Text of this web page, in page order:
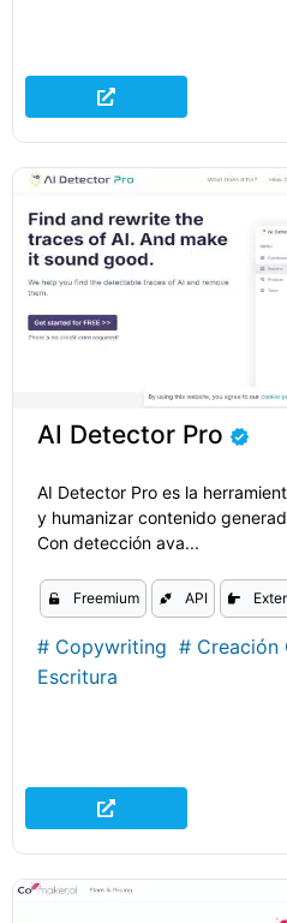
AI Detector Pro
AI Detector Pro es la
y humanizar contenido
Con detección ava...
Freemium API
# Copywriting # Creación
Escritura